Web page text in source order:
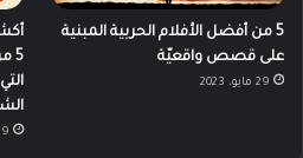
5 من أفضل الأفلام الحربية المبنية
على قصص واقعيّة
29 مايو، 2023
5
29